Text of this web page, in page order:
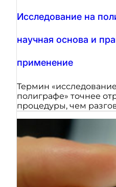
Исследование на
научная основа и
применение
Термин
полиграфе» точнее
процедуры, чем